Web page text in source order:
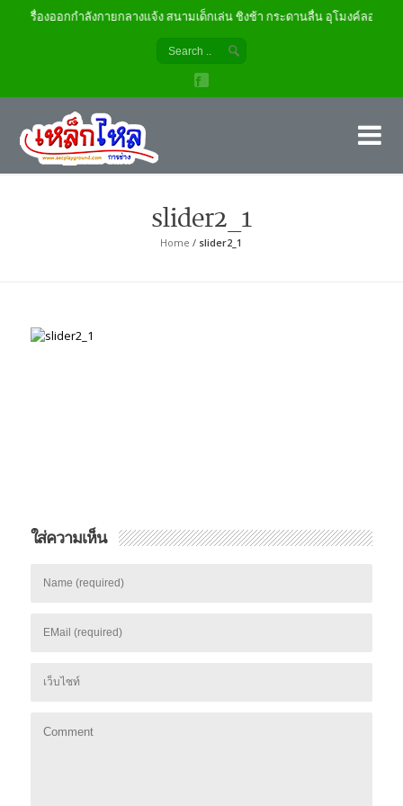
เครื่องออกกำลังกายกลางแจ้ง สนามเด็กเล่น ชิงช้า กระดานลื่น อุโมงค์ลอด
slider2_1
Home / slider2_1
ใส่ความเห็น